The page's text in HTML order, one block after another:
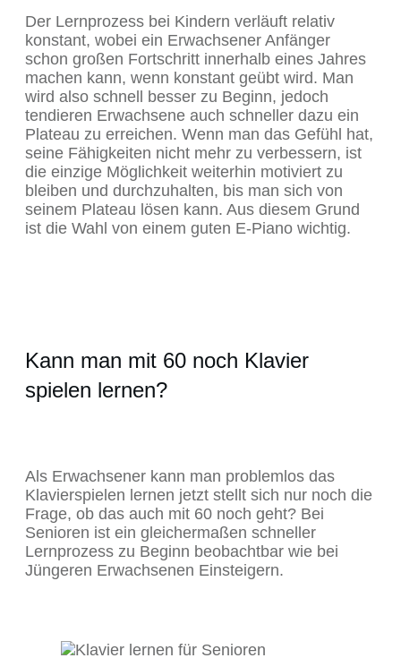
Der Lernprozess bei Kindern verläuft relativ
konstant, wobei ein Erwachsener Anfänger
schon großen Fortschritt innerhalb eines Jahres
machen kann, wenn konstant geübt wird. Man
wird also schnell besser zu Beginn, jedoch
tendieren Erwachsene auch schneller dazu ein
Plateau zu erreichen. Wenn man das Gefühl hat,
seine Fähigkeiten nicht mehr zu verbessern, ist
die einzige Möglichkeit weiterhin motiviert zu
bleiben und durchzuhalten, bis man sich von
seinem Plateau lösen kann. Aus diesem Grund
ist die Wahl von einem guten E-Piano wichtig.
Kann man mit 60 noch Klavier
spielen lernen?
Als Erwachsener kann man problemlos das
Klavierspielen lernen jetzt stellt sich nur noch die
Frage, ob das auch mit 60 noch geht? Bei
Senioren ist ein gleichermaßen schneller
Lernprozess zu Beginn beobachtbar wie bei
Jüngeren Erwachsenen Einsteigern.